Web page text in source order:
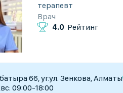
терапевт
Врач
4.0 Рейтинг
66, уг.ул. Зенкова, Алматы
09:00-18:00